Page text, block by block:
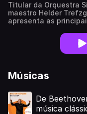
Titular da Orquestra
maestro Helder
apresenta as
Músicas
De
música